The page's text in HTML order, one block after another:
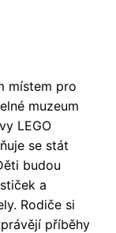
místem pro
muzeum
LEGO
se stát
budou
a
Rodiče si
příběhy